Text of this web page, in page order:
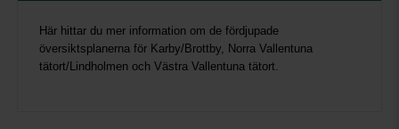
Här hittar du mer information om de fördjupade
översiktsplanerna för Karby/Brottby, Norra Vallentuna
tätort/Lindholmen och Västra Vallentuna tätort.